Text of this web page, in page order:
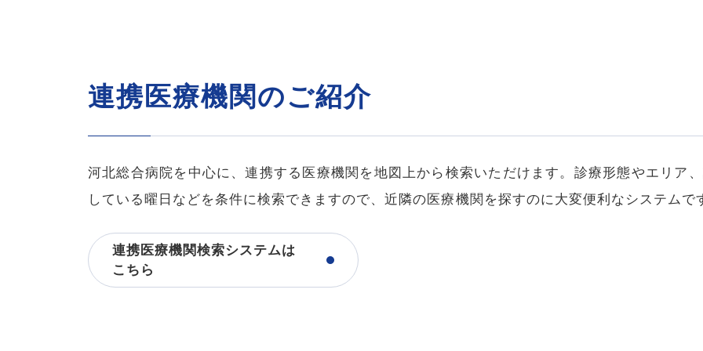
連携医療機関のご紹介
河北総合病院を中心に、連携する医療機関を地図上から検索いただけます。診療形態やエリア
している曜日などを条件に検索できますので、近隣の医療機関を探すのに大変便利なシステムで
連携医療機関検索システムは
こちら